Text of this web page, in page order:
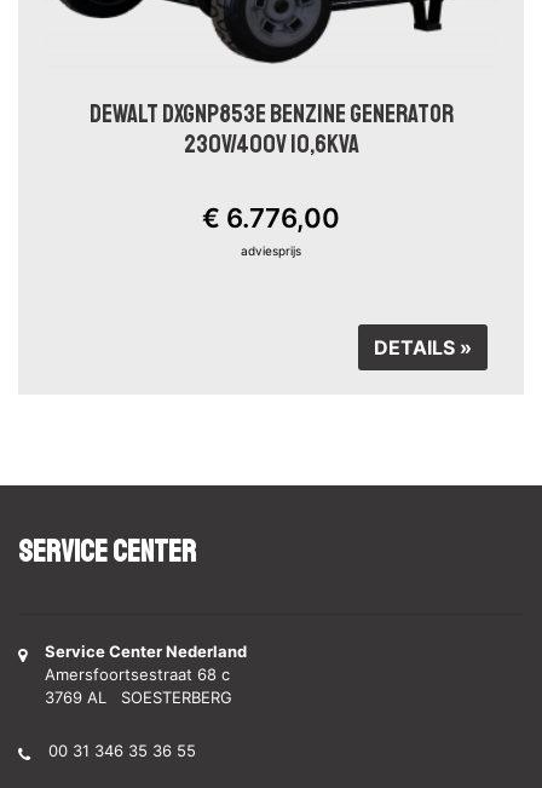
DEWALT DXGNP853E BENZINE GENERATOR
230V/400V 10,6KVA
€ 6.776,00
adviesprijs
DETAILS »
Service Center
Service Center Nederland
Amersfoortsestraat 68 c
3769 AL SOESTERBERG
00 31 346 35 36 55